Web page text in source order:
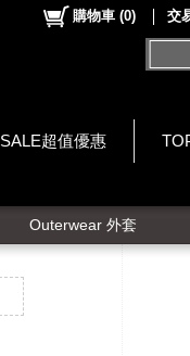
SALE超值優惠
購物車 (0) 交
Outerwear 外套